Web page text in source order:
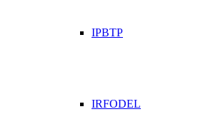
IPBTP
IRFODEL